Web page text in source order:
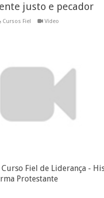
justo e pecador
Cursos Fiel Vídeo
Fiel de Liderança -
Protestante